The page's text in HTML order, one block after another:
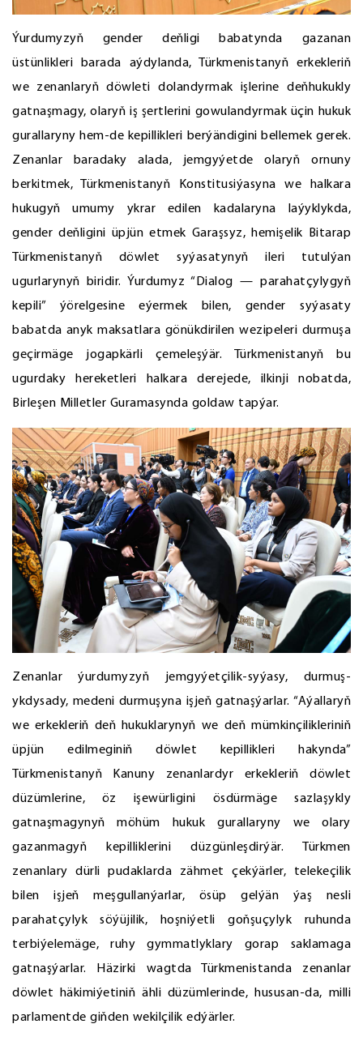
Ýurdumyzyň gender deňligi babatynda gazanan
üstünlikleri barada aýdylanda, Türkmenistanyň erkekleriň
we zenanlaryň döwleti dolandyrmak işlerine deňhukukly
gatnaşmagy, olaryň iş şertlerini gowulandyrmak üçin hukuk
gurallaryny hem-de kepillikleri berýändigini bellemek gerek.
Zenanlar baradaky alada, jemgyýetde olaryň ornuny
berkitmek, Türkmenistanyň Konstitusiýasyna we halkara
hukugyň umumy ykrar edilen kadalaryna laýyklykda,
gender deňligini üpjün etmek Garaşsyz, hemişelik Bitarap
Türkmenistanyň döwlet syýasatynyň ileri tutulýan
ugurlarynyň biridir. Ýurdumyz “Dialog — parahatçylygyň
kepili” ýörelgesine eýermek bilen, gender syýasaty
babatda anyk maksatlara gönükdirilen wezipeleri durmuşa
geçirmäge jogapkärli çemeleşýär. Türkmenistanyň bu
ugurdaky hereketleri halkara derejede, ilkinji nobatda,
Birleşen Milletler Guramasynda goldaw tapýar.
Zenanlar ýurdumyzyň jemgyýetçilik-syýasy, durmuş-
ykdysady, medeni durmuşyna işjeň gatnaşýarlar. “Aýallaryň
we erkekleriň deň hukuklarynyň we deň mümkinçilikleriniň
üpjün edilmeginiň döwlet kepillikleri hakynda”
Türkmenistanyň Kanuny zenanlardyr erkekleriň döwlet
düzümlerine, öz işewürligini ösdürmäge sazlaşykly
gatnaşmagynyň möhüm hukuk gurallaryny we olary
gazanmagyň kepilliklerini düzgünleşdirýär. Türkmen
zenanlary dürli pudaklarda zähmet çekýärler, telekeçilik
bilen işjeň meşgullanýarlar, ösüp gelýän ýaş nesli
parahatçylyk söýüjilik, hoşniýetli goňşuçylyk ruhunda
terbiýelemäge, ruhy gymmatlyklary gorap saklamaga
gatnaşýarlar. Häzirki wagtda Türkmenistanda zenanlar
döwlet häkimiýetiniň ähli düzümlerinde, hususan-da, milli
parlamentde giňden wekilçilik edýärler.